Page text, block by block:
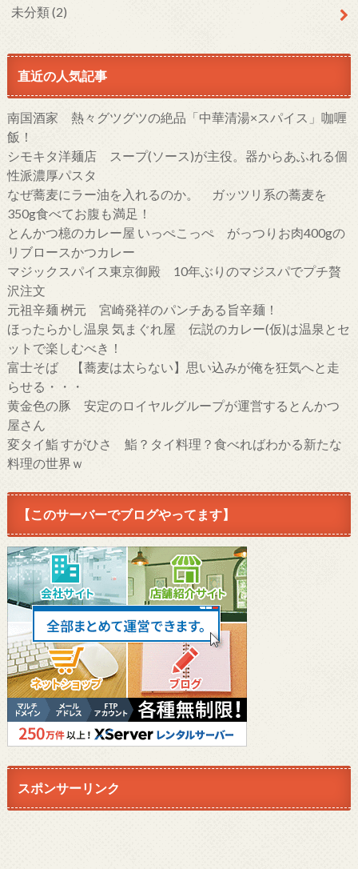
未分類(2)
直近の人気記事
南国酒家 熱々グツグツの絶品「中華清湯×スパイス」咖喱
飯！
シモキタ洋麺店 スープ(ソース)が主役。器からあふれる個
性派濃厚パスタ
なぜ蕎麦にラー油を入れるのか。 ガッツリ系の蕎麦を
350g食べてお腹も満足！
とんかつ檍のカレー屋 いっぺこっぺ がっつりお肉400gの
リブロースかつカレー
マジックスパイス東京御殿 10年ぶりのマジスパでプチ贅
沢注文
元祖辛麺 桝元 宮崎発祥のパンチある旨辛麺！
ほったらかし温泉 気まぐれ屋 伝説のカレー(仮)は温泉とセ
ットで楽しむべき！
富士そば 【蕎麦は太らない】思い込みが俺を狂気へと走
らせる・・・
黄金色の豚 安定のロイヤルグループが運営するとんかつ
屋さん
変タイ鮨 すがひさ 鮨？タイ料理？食べればわかる新たな
料理の世界ｗ
【このサーバーでブログやってます】
スポンサーリンク